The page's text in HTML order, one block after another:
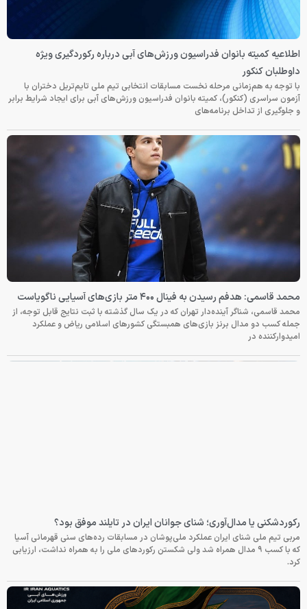
اطلاعیه کمیته بانوان فدراسیون ورزش‌های آبی درباره رکوردگیری ویژه
داوطلبان کنکور
با توجه به هم‌زمانی مرحله نخست مسابقات انتخابی تیم ملی تایم‌تریل دختران با
آزمون سراسری (کنکور)، کمیته بانوان فدراسیون ورزش‌های آبی برای ایجاد شرایط برابر
و جلوگیری از تداخل برنامه‌های
محمد قاسمی: هدفم رسیدن به فینال ۴۰۰ متر بازی‌های آسیایی ناگویاست
محمد قاسمی، شناگر آینده‌دار تهران که در یک سال گذشته با ثبت نتایج قابل توجه، از
جمله کسب دو مدال برنز بازی‌های همبستگی کشورهای اسلامی ریاض و عملکرد
امیدوارکننده در
رکوردشکنی یا مدال‌آوری؛ شنای جوانان ایران در تایلند موفق بود؟
مربی تیم ملی شنای ایران عملکرد ملی‌پوشان در مسابقات رده‌های سنی قهرمانی آسیا
که با کسب ۹ مدال همراه شد ولی شکستن رکوردهای ملی را به همراه نداشت، ارزیابی
کرد.